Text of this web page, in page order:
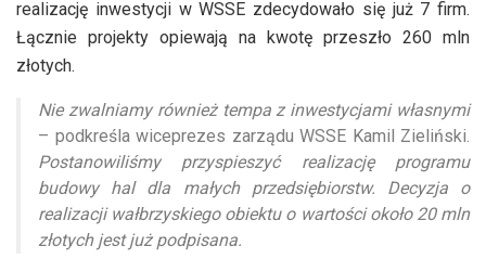
realizację inwestycji w WSSE zdecydowało się już 7 firm.
Łącznie projekty opiewają na kwotę przeszło 260 mln
złotych.
Nie zwalniamy również tempa z inwestycjami własnymi
– podkreśla wiceprezes zarządu WSSE Kamil Zieliński.
Postanowiliśmy przyspieszyć realizację programu
budowy hal dla małych przedsiębiorstw. Decyzja o
realizacji wałbrzyskiego obiektu o wartości około 20 mln
złotych jest już podpisana.